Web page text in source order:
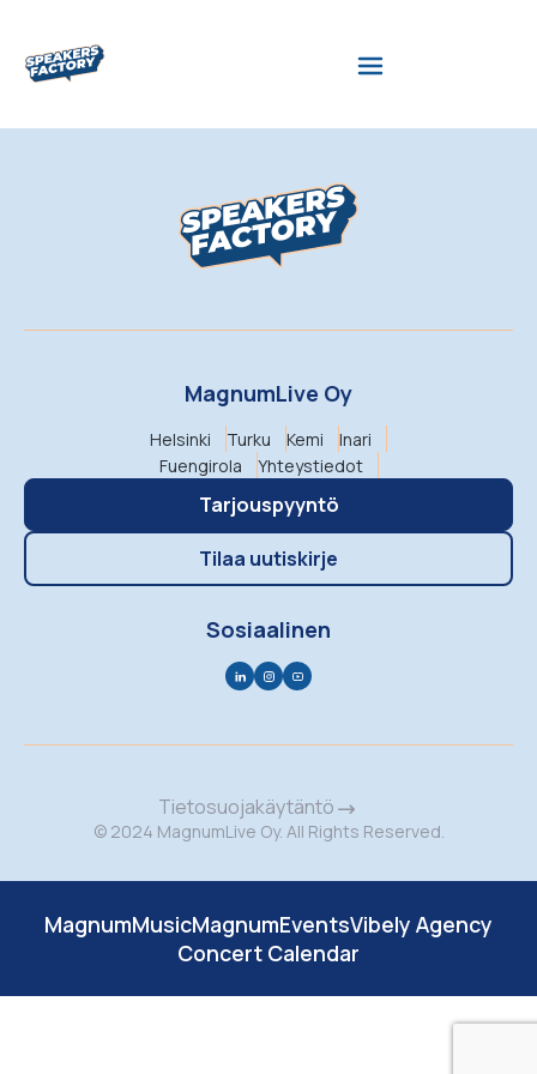
MagnumLive Oy
Helsinki Turku Kemi
Inari
Fuengirola
Yhteystiedot
Tarjouspyyntö
Tilaa uutiskirje
Sosiaalinen
Tietosuojakäytäntö
© 2024 MagnumLive Oy. All Rights Reserved.
MagnumMusicMagnumEventsVibely Agency
Concert Calendar